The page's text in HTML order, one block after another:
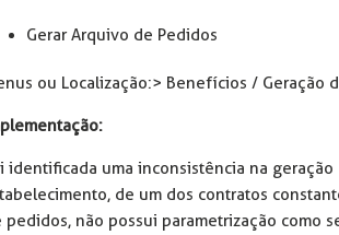
Gerar Arquivo de Pedidos
ou Localização:> Benefícios / Geração
identificada uma inconsistência na
de um dos contratos
pedidos, não possui parametrização como